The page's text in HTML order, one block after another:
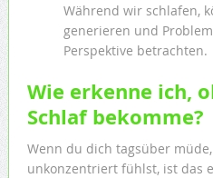
Während wir schlafen,
generieren und
Perspektive betrachten.
Wie erkenne ich,
Schlaf bekomme?
Wenn du dich tagsüber
unkonzentriert fühlst, ist das